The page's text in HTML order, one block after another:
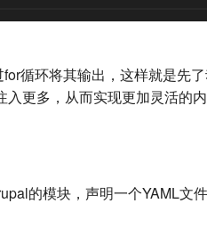
循环将其输出，这样就是先
更多，从而实现更加灵活的内
的模块，声明一个YAML文